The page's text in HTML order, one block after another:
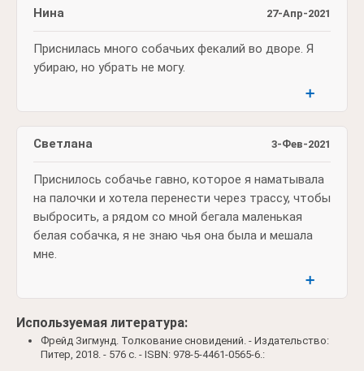
27-Апр-2021
Нина
Приснилась много собачьих фекалий во дворе. Я
убираю, но убрать не могу.
➕
3-Фев-2021
Светлана
Приснилось собачье гавно, которое я наматывала
на палочки и хотела перенести через трассу, чтобы
выбросить, а рядом со мной бегала маленькая
белая собачка, я не знаю чья она была и мешала
мне.
➕
Используемая литература:
Фрейд Зигмунд. Толкование сновидений. - Издательство:
Питер, 2018. - 576 c. - ISBN: 978-5-4461-0565-6.: